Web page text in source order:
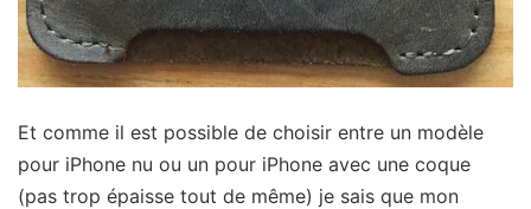
Et comme il est possible de choisir entre un modèle
pour iPhone nu ou un pour iPhone avec une coque
(pas trop épaisse tout de même) je sais que mon